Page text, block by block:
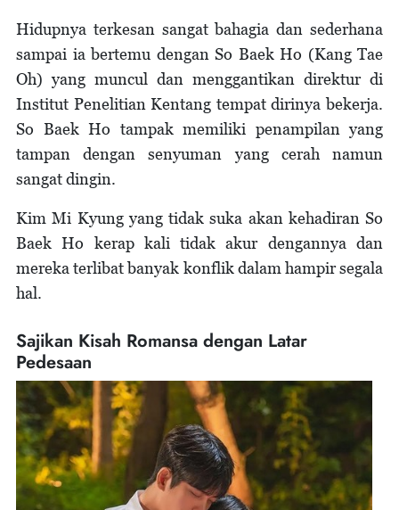
Hidupnya terkesan sangat bahagia dan sederhana
sampai ia bertemu dengan So Baek Ho (Kang Tae
Oh) yang muncul dan menggantikan direktur di
Institut Penelitian Kentang tempat dirinya bekerja.
So Baek Ho tampak memiliki penampilan yang
tampan dengan senyuman yang cerah namun
sangat dingin.
Kim Mi Kyung yang tidak suka akan kehadiran So
Baek Ho kerap kali tidak akur dengannya dan
mereka terlibat banyak konflik dalam hampir segala
hal.
Sajikan Kisah Romansa dengan Latar
Pedesaan